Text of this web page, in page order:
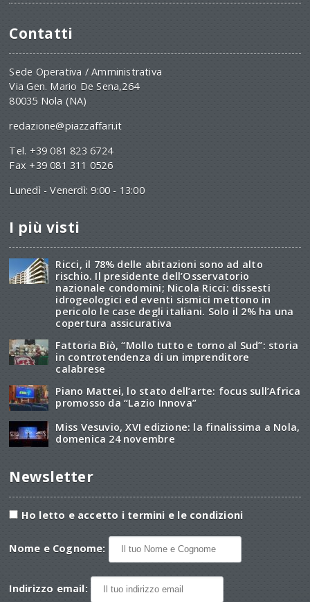
Contatti
Sede Operativa / Amministrativa
Via Gen. Mario De Sena,264
80035 Nola (NA)
redazione@piazzaffari.it
Tel. +39 081 823 6724
Fax +39 081 311 0526
Lunedì - Venerdì: 9:00 - 13:00
I più visti
Ricci, il 78% delle abitazioni sono ad alto
rischio. Il presidente dell’Osservatorio
nazionale condomini; Nicola Ricci: dissesti
idrogeologici ed eventi sismici mettono in
pericolo le case degli italiani. Solo il 2% ha una
copertura assicurativa
Fattoria Biò, “Mollo tutto e torno al Sud”: storia
in controtendenza di un imprenditore
calabrese
Piano Mattei, lo stato dell’arte: focus sull’Africa
promosso da “Lazio Innova”
Miss Vesuvio, XVI edizione: la finalissima a Nola,
domenica 24 novembre
Newsletter
Ho letto e accetto i termini e le condizioni
Nome e Cognome:
Indirizzo email: